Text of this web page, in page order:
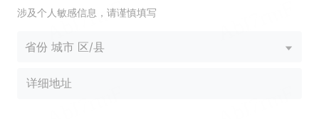
涉及个人敏感信息，请谨慎填写
省份 城市 区/县